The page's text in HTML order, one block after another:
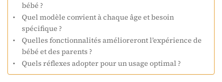
bébé ?
Quel modèle convient à chaque âge et besoin
spécifique ?
Quelles fonctionnalités amélioreront l’expérience de
bébé et des parents ?
Quels réflexes adopter pour un usage optimal ?